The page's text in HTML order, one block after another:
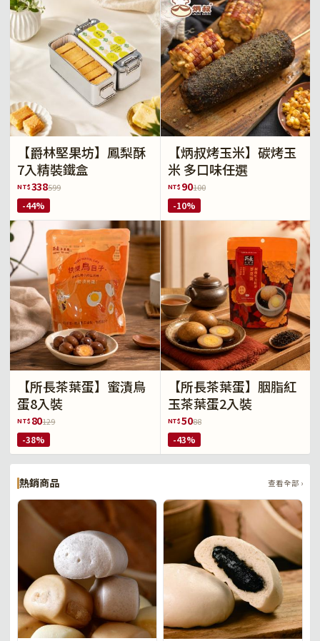
【爵林堅果坊】鳳梨酥
7入精裝鐵盒
NT$338599
-44%
【炳叔烤玉米】碳烤玉
米 多口味任選
NT$ 90100
-10%
【所長茶葉蛋】蜜漬鳥
蛋8入裝
NT$ 80129
-38%
【所長茶葉蛋】胭脂紅
玉茶葉蛋2入裝
NT$5088
-43%
熱銷商品 查看全部 ›